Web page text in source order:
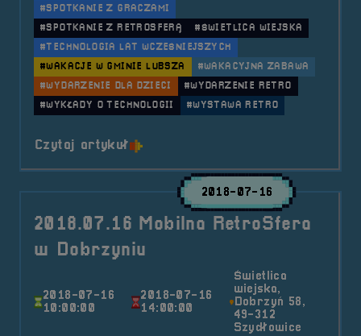
#SPOTKANIE Z GRACZAMI
#SPOTKANIE Z RETROSFERĄ
#ŚWIETLICA WIEJSKA
#TECHNOLOGIA LAT WCZEŚNIEJSZYCH
#WAKACJE W GMINIE LUBSZA
#WAKACYJNA ZABAWA
#WYDARZENIE DLA DZIECI
#WYDARZENIE RETRO
#WYKŁADY O TECHNOLOGII
#WYSTAWA RETRO
Czytaj artykuło tytule 2018.08.16 Mobilna
2018-07-16
2018.07.16 Mobilna RetroSfera
w Dobrzyniu
2018-07-16
10:00:00
2018-07-16
14:00:00
Świetlica
wiejska,
Dobrzyń 58,
49-312
Szydłowice